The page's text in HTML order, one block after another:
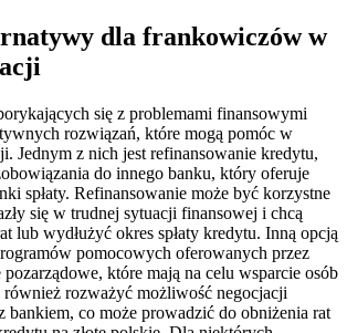
dla frankowiczów w
się z problemami finansowymi
rozwiązań, które mogą pomóc w
Jednym z nich jest refinansowanie kredytu,
do innego banku, który oferuje
spłaty. Refinansowanie może być korzystne
się w trudnej sytuacji finansowej i chcą
lub wydłużyć okres spłaty kredytu. Inną opcją
pomocowych oferowanych przez
które mają na celu wsparcie osób
również rozważyć możliwość negocjacji
co może prowadzić do obniżenia rat